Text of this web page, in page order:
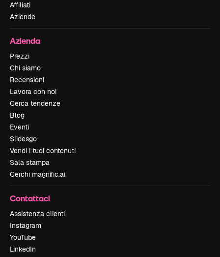
Affiliati
Aziende
Azienda
Prezzi
Chi siamo
Recensioni
Lavora con noi
Cerca tendenze
Blog
Eventi
Slidesgo
Vendi i tuoi contenuti
Sala stampa
Cerchi magnific.ai
Contattaci
Assistenza clienti
Instagram
YouTube
LinkedIn